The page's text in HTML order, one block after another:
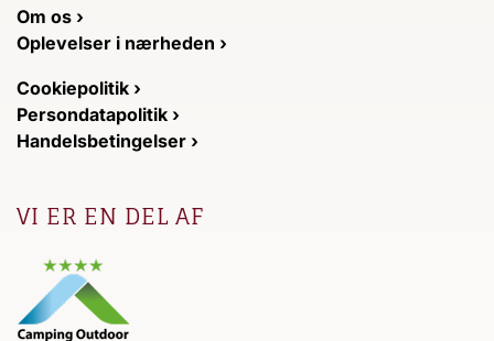
Om os ›
Oplevelser i nærheden ›
Cookiepolitik ›
Persondatapolitik ›
Handelsbetingelser ›
VI ER EN DEL AF